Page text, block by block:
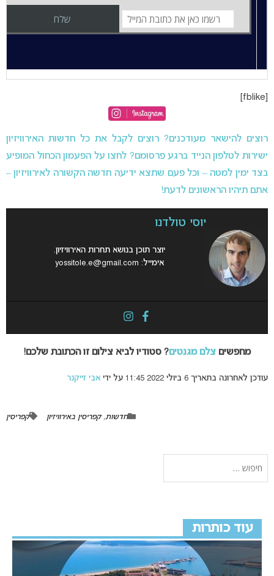
רוצים להישאר מעודכנים? רוצים לקבל את כל חדשות האירוויזיון
ישירות לטלפון הנייד ברגע פרסומם? לחצו על הפעמון הכחול המופיע
בצד ימין למטה – וכל פעם שתצא ידיעה חדשה הקשורה לאירוויזיון –
אתם תיהיו הראשונים לדעת!
יוסי טולדנו
יוצר תוכן בנושא תחרות האירוויזיון.
אימייל: yossitole.e@gmail.com
מחפשים צלם מגנטים? סטודיו לביא צילום זו הכתובת שלכם!
עודכן לאחרונה בתאריך 6 ביולי 2022 11:45 על ידי אבי זייקנר
חדשות,קפריסין באירוויזיון קפריסין
עוד כותרות